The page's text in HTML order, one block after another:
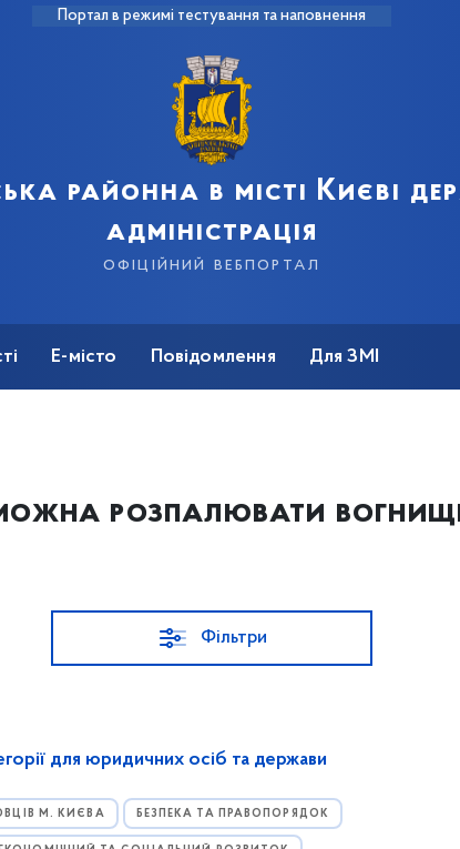
Портал в режимі тестування та наповнення
районна в місті Києві
адміністрація
офіційний вебпортал
Е-місто Повідомлення Для ЗМІ
розпалювати
Фільтри
для юридичних осіб та держави
М. КИЄВА БЕЗПЕКА ТА ПРАВОПОРЯДОК